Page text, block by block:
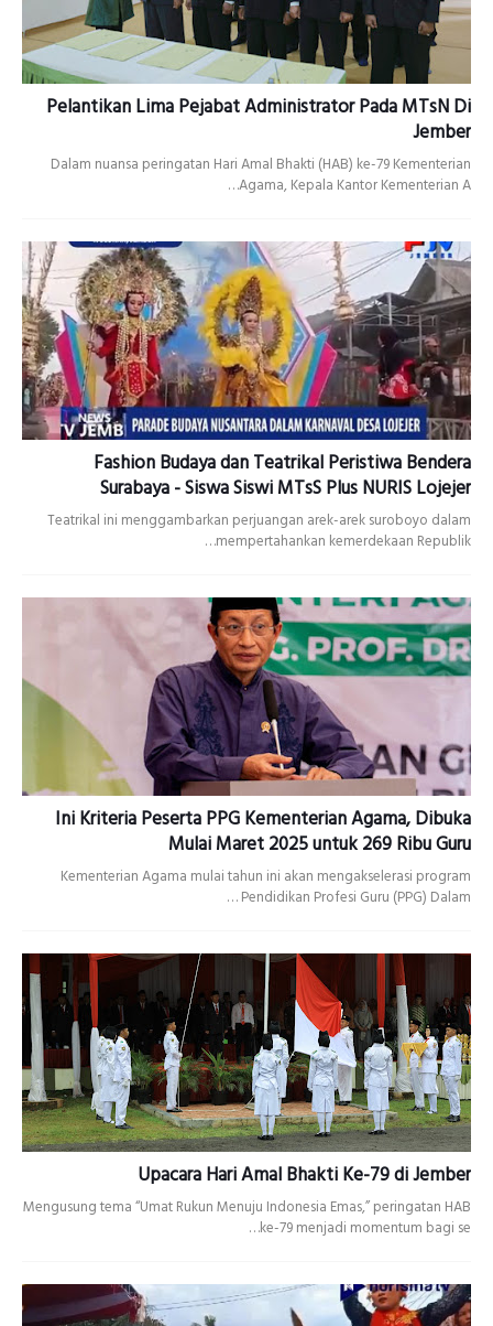
Pelantikan Lima Pejabat Administrator Pada MTsN Di
Jember
Dalam nuansa peringatan Hari Amal Bhakti (HAB) ke-79 Kementerian
Agama, Kepala Kantor Kementerian A…
Fashion Budaya dan Teatrikal Peristiwa Bendera
Surabaya - Siswa Siswi MTsS Plus NURIS Lojejer
Teatrikal ini menggambarkan perjuangan arek-arek suroboyo dalam
mempertahankan kemerdekaan Republik…
Ini Kriteria Peserta PPG Kementerian Agama, Dibuka
Mulai Maret 2025 untuk 269 Ribu Guru
Kementerian Agama mulai tahun ini akan mengakselerasi program
Pendidikan Profesi Guru (PPG) Dalam …
Upacara Hari Amal Bhakti Ke-79 di Jember
Mengusung tema “Umat Rukun Menuju Indonesia Emas,” peringatan HAB
ke-79 menjadi momentum bagi se…